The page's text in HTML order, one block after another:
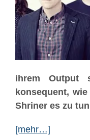
ihrem Output
konsequent,
Shriner es zu
[mehr…]